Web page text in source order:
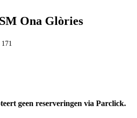
Ona Glòries
geen reserveringen via Parclick.